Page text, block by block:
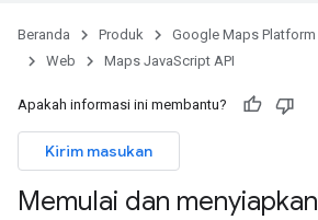
Beranda Produk Google Maps Platform
Web
Maps JavaScript API
Apakah informasi ini membantu?
Kirim masukan
Memulai dan menyiapkan